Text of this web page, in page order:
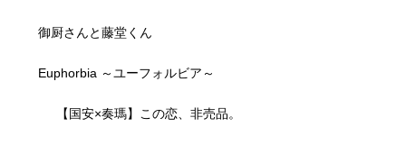
御厨さんと藤堂くん
Euphorbia ～ユーフォルビア～
【国安×奏瑪】この恋、非売品。